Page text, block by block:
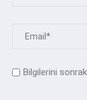
Bilgilerini